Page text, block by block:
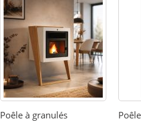
Poêle à granulés